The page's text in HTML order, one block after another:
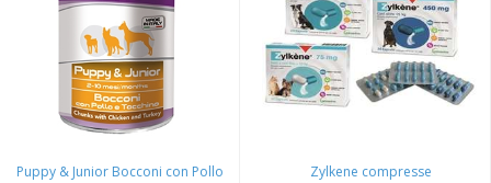
Puppy & Junior Bocconi con Pollo
Zylkene compresse